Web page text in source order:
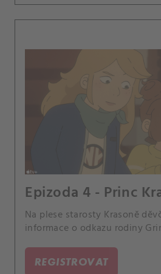
Epizoda 4 - Princ
Na plese starosty Krasoně
informace o odkazu rodiny
REGISTROVAT